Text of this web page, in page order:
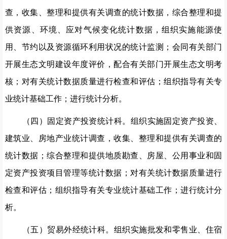
查，收集、整理和提供有关调查的统计数据，综合整理和提
供资源、环境、应对气候变化统计数据，组织实施能源使
用、节约以及资源循环利用状况的统计监测；会同有关部门
开展生态文明建设年度评价，配合有关部门开展生态文明考
核；对有关统计数据质量进行检查和评估；组织指导有关专
业统计基础工作；进行统计分析。
（四）固定资产投资统计科。组织实施固定资产投资、
建筑业、房地产业统计调查，收集、整理和提供有关调查的
统计数据；综合整理和提供地质勘查、房屋、公用事业和固
定资产投资项目管理等统计数据；对有关统计数据质量进行
检查和评估；组织指导有关专业统计基础工作；进行统计分
析。
（五）贸易外经统计科。组织实施批发和零售业、住宿